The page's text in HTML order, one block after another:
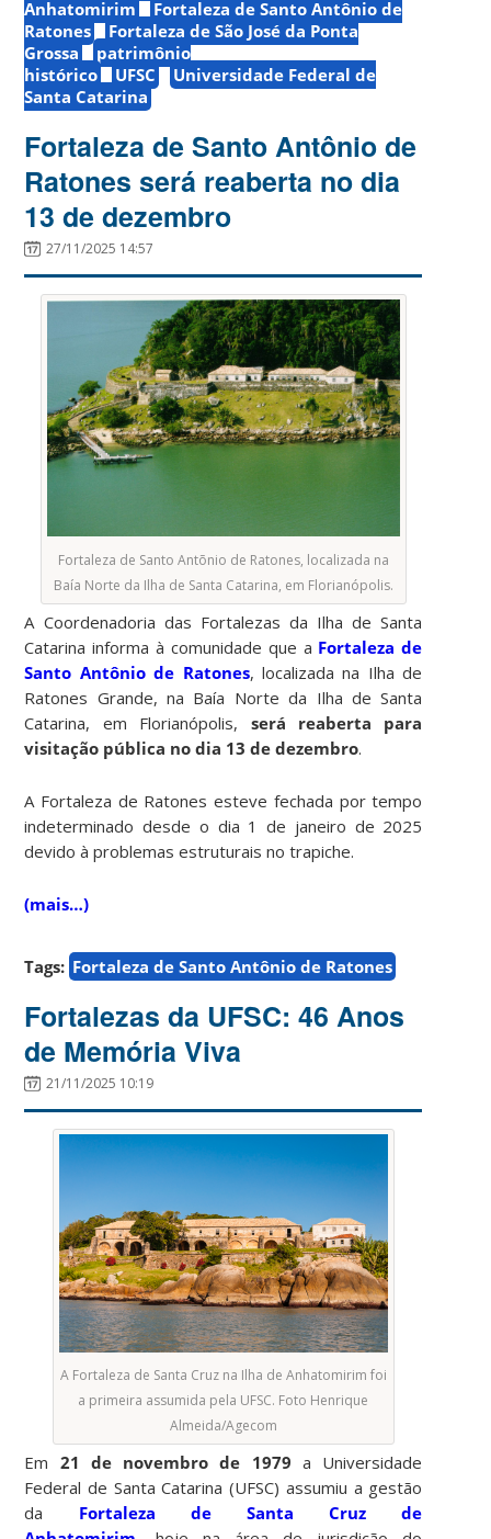
Anhatomirim
Fortaleza de Santo Antônio de
Ratones
Fortaleza de São José da Ponta
Grossa
patrimônio
histórico
UFSC
Universidade Federal de
Santa Catarina
Fortaleza de Santo Antônio de
Ratones será reaberta no dia
13 de dezembro
27/11/2025 14:57
Fortaleza de Santo Antõnio de Ratones, localizada na
Baía Norte da Ilha de Santa Catarina, em Florianópolis.
A Coordenadoria das Fortalezas da Ilha de Santa
Catarina informa à comunidade que a Fortaleza de
Santo Antônio de Ratones, localizada na Ilha de
Ratones Grande, na Baía Norte da Ilha de Santa
Catarina, em Florianópolis, será reaberta para
visitação pública no dia 13 de dezembro.
A Fortaleza de Ratones esteve fechada por tempo
indeterminado desde o dia 1 de janeiro de 2025
devido à problemas estruturais no trapiche.
(mais…)
Tags: Fortaleza de Santo Antônio de Ratones
Fortalezas da UFSC: 46 Anos
de Memória Viva
21/11/2025 10:19
A Fortaleza de Santa Cruz na Ilha de Anhatomirim foi
a primeira assumida pela UFSC. Foto Henrique
Almeida/Agecom
Em 21 de novembro de 1979 a Universidade
Federal de Santa Catarina (UFSC) assumiu a gestão
da Fortaleza de Santa Cruz de